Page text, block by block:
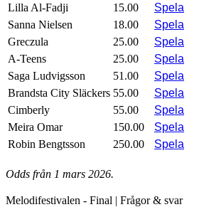
Lilla Al-Fadji
15.00
Spela
Sanna Nielsen
18.00
Spela
Greczula
25.00
Spela
A-Teens
25.00
Spela
Saga Ludvigsson
51.00
Spela
Brandsta City Släckers 55.00
Spela
Cimberly
55.00
Spela
Meira Omar
150.00
Spela
Robin Bengtsson
250.00 Spela
Odds från 1 mars 2026.
Melodifestivalen - Final | Frågor & svar